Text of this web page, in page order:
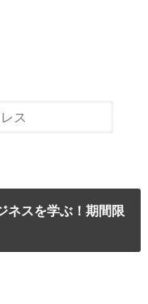
ネスを学ぶ！期間限